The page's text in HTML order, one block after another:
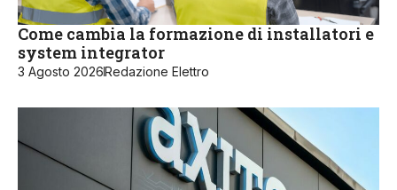
Come cambia la formazione di installatori e
system integrator
3 Agosto 2026Redazione Elettro